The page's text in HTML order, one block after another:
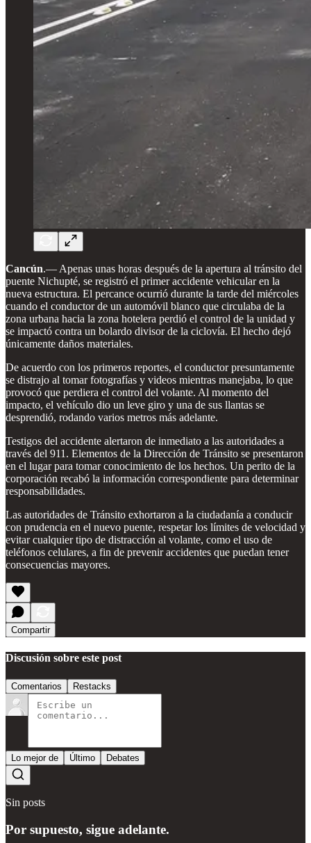
Cancún.— Apenas unas horas después de la apertura al tránsito del
puente Nichupté, se registró el primer accidente vehicular en la
nueva estructura. El percance ocurrió durante la tarde del miércoles
cuando el conductor de un automóvil blanco que circulaba de la
zona urbana hacia la zona hotelera perdió el control de la unidad y
se impactó contra un bolardo divisor de la ciclovía. El hecho dejó
únicamente daños materiales.
De acuerdo con los primeros reportes, el conductor presuntamente
se distrajo al tomar fotografías y videos mientras manejaba, lo que
provocó que perdiera el control del volante. Al momento del
impacto, el vehículo dio un leve giro y una de sus llantas se
desprendió, rodando varios metros más adelante.
Testigos del accidente alertaron de inmediato a las autoridades a
través del 911. Elementos de la Dirección de Tránsito se presentaron
en el lugar para tomar conocimiento de los hechos. Un perito de la
corporación recabó la información correspondiente para determinar
responsabilidades.
Las autoridades de Tránsito exhortaron a la ciudadanía a conducir
con prudencia en el nuevo puente, respetar los límites de velocidad y
evitar cualquier tipo de distracción al volante, como el uso de
teléfonos celulares, a fin de prevenir accidentes que puedan tener
consecuencias mayores.
Compartir
Discusión sobre este post
Comentarios Restacks
Lo mejor de Último Debates
Sin posts
Por supuesto, sigue adelante.